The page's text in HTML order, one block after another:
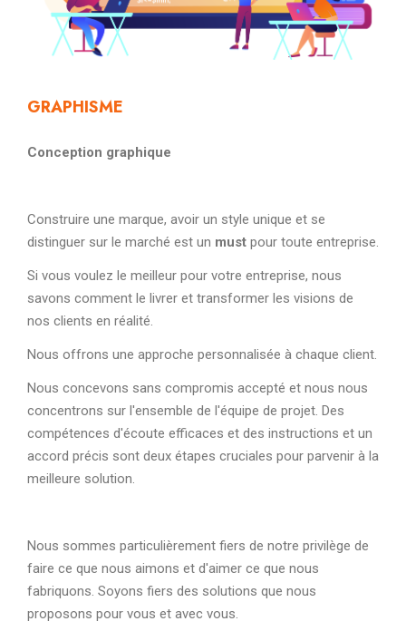
GRAPHISME
Conception graphique
Construire une marque, avoir un style unique et se
distinguer sur le marché est un must pour toute entreprise.
Si vous voulez le meilleur pour votre entreprise, nous
savons comment le livrer et transformer les visions de
nos clients en réalité.
Nous offrons une approche personnalisée à chaque client.
Nous concevons sans compromis accepté et nous nous
concentrons sur l'ensemble de l'équipe de projet. Des
compétences d'écoute efficaces et des instructions et un
accord précis sont deux étapes cruciales pour parvenir à la
meilleure solution.
Nous sommes particulièrement fiers de notre privilège de
faire ce que nous aimons et d'aimer ce que nous
fabriquons. Soyons fiers des solutions que nous
proposons pour vous et avec vous.